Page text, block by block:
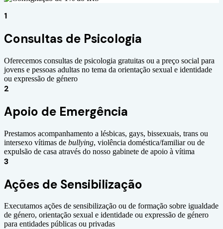
1
Consultas de Psicologia
Oferecemos consultas de psicologia gratuitas ou a preço social para
jovens e pessoas adultas no tema da orientação sexual e identidade
ou expressão de género
2
Apoio de Emergência
Prestamos acompanhamento a lésbicas, gays, bissexuais, trans ou
intersexo vítimas de bullying, violência doméstica/familiar ou de
expulsão de casa através do nosso gabinete de apoio à vítima
3
Ações de Sensibilização
Executamos ações de sensibilização ou de formação sobre igualdade
de género, orientação sexual e identidade ou expressão de género
para entidades públicas ou privadas